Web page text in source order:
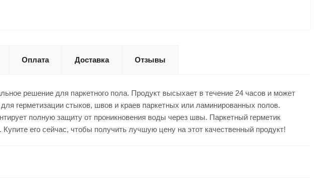
Оплата Доставка Отзывы
решение для паркетного пола. Продукт высыхает в течение 24 часов и может
герметизации стыков, швов и краев паркетных или ламинированных полов.
полную защиту от проникновения воды через швы. Паркетный герметик
его сейчас, чтобы получить лучшую цену на этот качественный продукт!